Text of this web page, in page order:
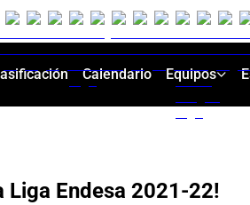
Calendario Equipos
Liga Endesa 2021-22!